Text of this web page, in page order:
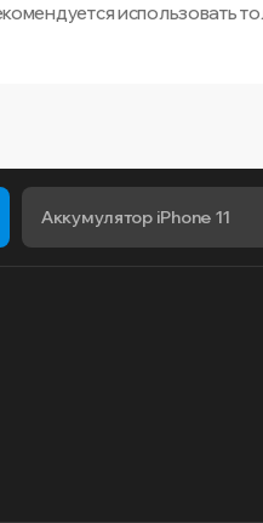
использовать